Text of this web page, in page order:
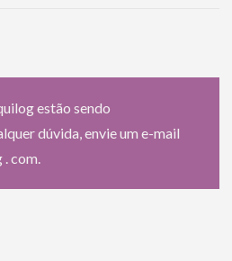
estão sendo
dúvida, envie um e-mail
com.